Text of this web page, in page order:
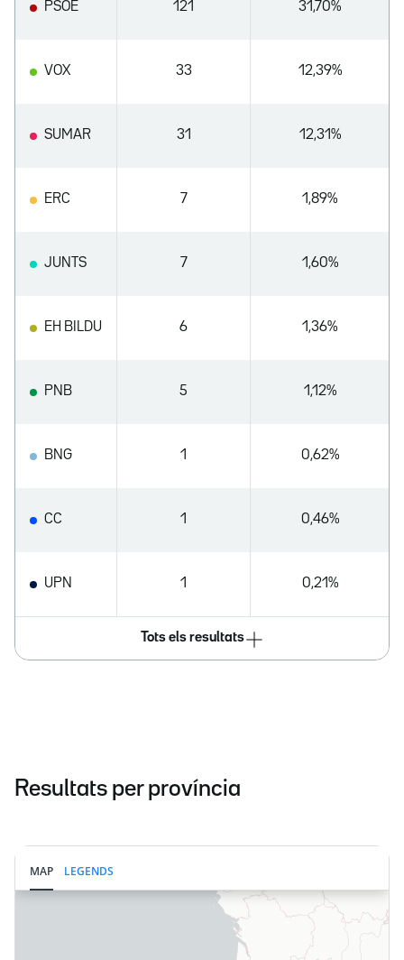
PSOE 121 31,70%
VOX 33 12,39%
SUMAR 31 12,31%
ERC 7 1,89%
JUNTS 7 1,60%
EH BILDU 6 1,36%
PNB 5 1,12%
BNG 1 0,62%
CC 1 0,46%
UPN 1 0,21%
Tots els resultats
Resultats per província